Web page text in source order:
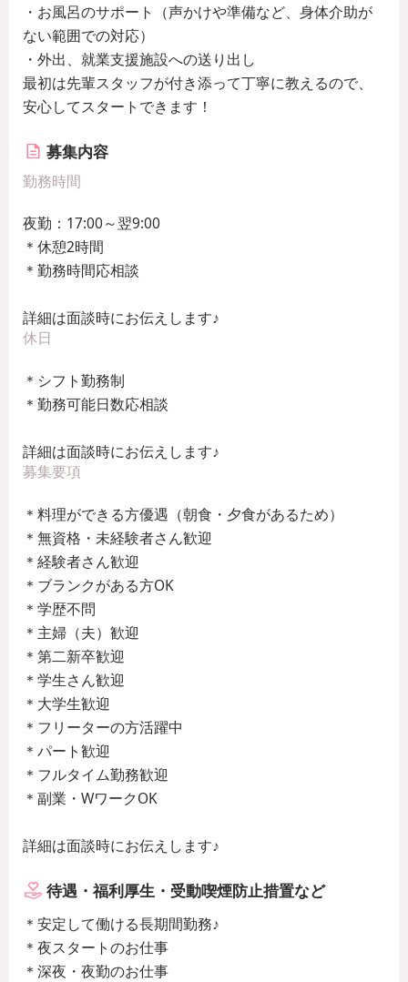
・お風呂のサポート（声かけや準備など、身体介助が
ない範囲での対応）
・外出、就業支援施設への送り出し
最初は先輩スタッフが付き添って丁寧に教えるので、
安心してスタートできます！
募集内容
勤務時間
夜勤：17:00～翌9:00
＊休憩2時間
＊勤務時間応相談
詳細は面談時にお伝えします♪
休日
＊シフト勤務制
＊勤務可能日数応相談
詳細は面談時にお伝えします♪
募集要項
＊料理ができる方優遇（朝食・夕食があるため）
＊無資格・未経験者さん歓迎
＊経験者さん歓迎
＊ブランクがある方OK
＊学歴不問
＊主婦（夫）歓迎
＊第二新卒歓迎
＊学生さん歓迎
＊大学生歓迎
＊フリーターの方活躍中
＊パート歓迎
＊フルタイム勤務歓迎
＊副業・WワークOK
詳細は面談時にお伝えします♪
待遇・福利厚生・受動喫煙防止措置など
＊安定して働ける長期間勤務♪
＊夜スタートのお仕事
＊深夜・夜勤のお仕事